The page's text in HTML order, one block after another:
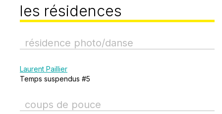
les résidences
résidence photo/danse
Laurent Paillier
Temps suspendus #5
coups de pouce